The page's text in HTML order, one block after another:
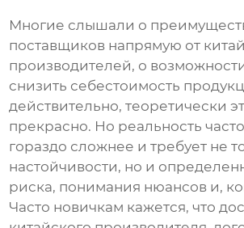
Многие слышали о
поставщиков напрямую от
производителей, о
снизить себестоимость
действительно, теоретически
прекрасно. Но реальность
гораздо сложнее и требует не
настойчивости, но и
риска, понимания нюансов и,
Часто новичкам кажется, что